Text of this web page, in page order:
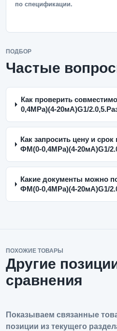
по спецификации.
ПОДБОР
Частые
Как проверить
0,4MPa)(4-20мА)G1/
Как запросить цену и
ФМ(0-0,4MPa)(4-20мА)G1/
Какие документы можно
ФМ(0-0,4MPa)(4-20мА)G1/
ПОХОЖИЕ ТОВАРЫ
Другие
сравнения
Показываем связанные
позиции из текущего